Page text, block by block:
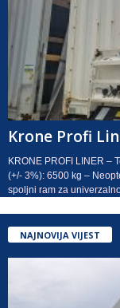
Krone Profi
KRONE PROFI LINER –
(+/- 3%): 6500 kg –
spoljni ram za
NAJNOVIJA VIJEST